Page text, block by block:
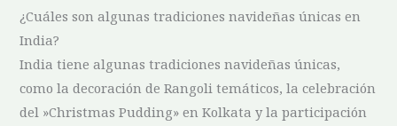
¿Cuáles⁢ son algunas tradiciones navideñas únicas en
India?
India tiene ‍algunas tradiciones navideñas únicas,
como la decoración de Rangoli temáticos, la celebración
del ⁣»Christmas Pudding» en Kolkata y la⁢ participación